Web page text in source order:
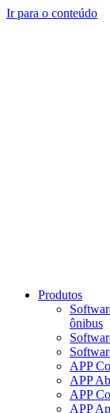
Ir para o conteúdo
Produtos
ônibus
APP
APP
APP
APP